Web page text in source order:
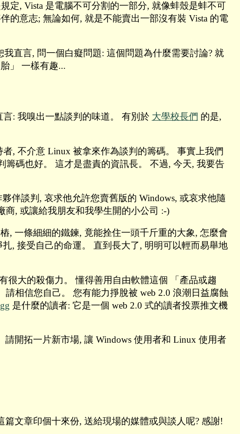
定, Vista 是電腦不可分割的一部分, 就像蚌殼是蚌不可
的意志; 無論如何, 就是不能賣出一部沒有裝 Vista 的電
直言, 問一個白癡問題: 這個問題為什麼需要討論? 就
」 一樣有趣...
: 我嗅出一點談判的味道。 有別於 大學校長們 的是,
, 不介意 Linux 被拿來作為談判的籌碼。 事實上我們
碼也好。 這才是盡責的資訊長。 不過, 今天, 我要告
伴談判, 哀求他允許您賣舊版的 Windows, 或哀求他隨
, 或讓給我朋友和我學生開的小公司 :-)
, 一條細細的鐵鍊, 竟能拴住一頭千斤重的大象, 怎麼會
, 接受自己的命運。 直到長大了, 明明可以輕而易舉地
很大的殺傷力。 懂得善用自由軟體這個 「產品或趨
相信您自己。 您有能力掙脫被 web 2.0 浪潮日益腐蝕
是什麼的讀者: 它是一個 web 2.0 式的讀者投票推文機
開拓一片新市場, 讓 Windows 使用者和 Linux 使用者
文章印個十來份, 送給現場的媒體或與談人呢? 感謝!